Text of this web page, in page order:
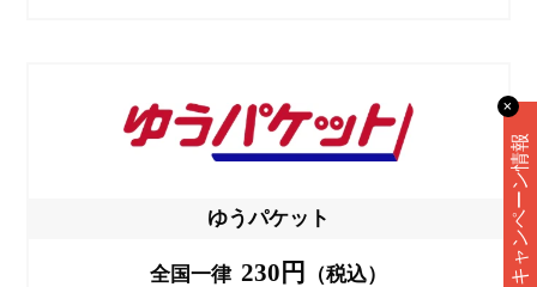
ゆうパケット
全国一律 230円 （税込）
✕
キャンペーン情報